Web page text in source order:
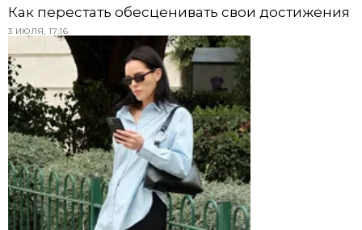
Как перестать обесценивать свои достижения
3 ИЮЛЯ, 17:16